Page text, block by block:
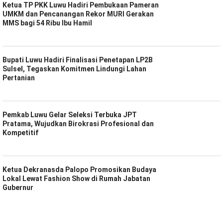
Ketua TP PKK Luwu Hadiri Pembukaan Pameran
UMKM dan Pencanangan Rekor MURI Gerakan
MMS bagi 54 Ribu Ibu Hamil
Bupati Luwu Hadiri Finalisasi Penetapan LP2B
Sulsel, Tegaskan Komitmen Lindungi Lahan
Pertanian
Pemkab Luwu Gelar Seleksi Terbuka JPT
Pratama, Wujudkan Birokrasi Profesional dan
Kompetitif
Ketua Dekranasda Palopo Promosikan Budaya
Lokal Lewat Fashion Show di Rumah Jabatan
Gubernur